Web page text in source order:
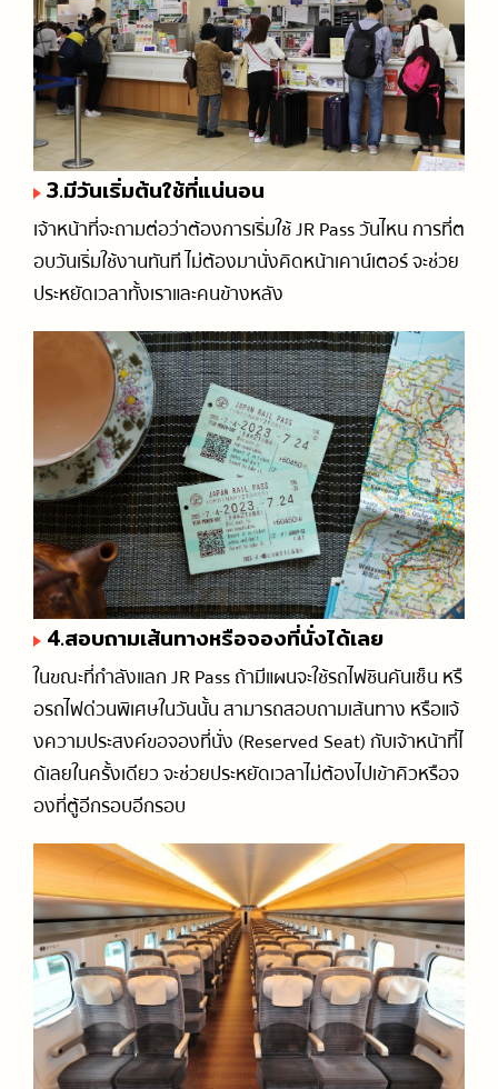
3.มีวันเริ่มต้นใช้ที่แน่นอน
เจ้าหน้าที่จะถามต่อว่าต้องการเริ่มใช้ JR Pass วันไหน การที่ต
อบวันเริ่มใช้งานทันที ไม่ต้องมานั่งคิดหน้าเคาน์เตอร์ จะช่วย
ประหยัดเวลาทั้งเราและคนข้างหลัง
4.สอบถามเส้นทางหรือจองที่นั่งได้เลย
ในขณะที่กำลังแลก JR Pass ถ้ามีแผนจะใช้รถไฟชินคันเซ็น หรื
อรถไฟด่วนพิเศษในวันนั้น สามารถสอบถามเส้นทาง หรือแจ้
งความประสงค์ขอจองที่นั่ง (Reserved Seat) กับเจ้าหน้าที่ไ
ด้เลยในครั้งเดียว จะช่วยประหยัดเวลาไม่ต้องไปเข้าคิวหรือจ
องที่ตู้อีกรอบอีกรอบ